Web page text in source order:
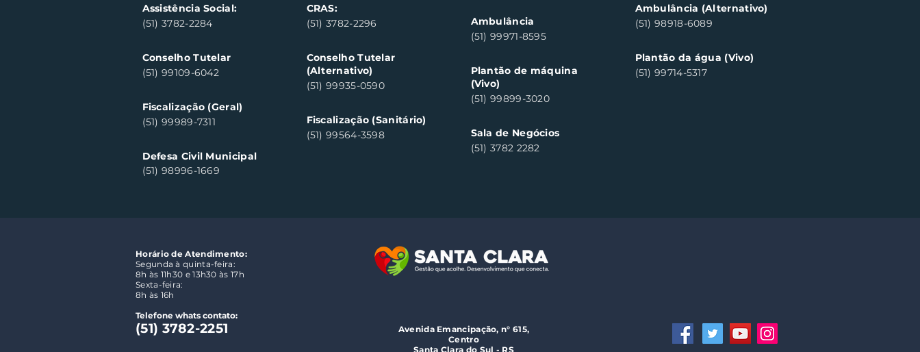
Assistência Social:
(51) 3782-2284
Conselho Tutelar
(51) 99109-6042
Fiscalização (Geral)
(51) 99989-7311
Defesa Civil Municipal
(51) 98996-1669
CRAS:
(51) 3782-2296
Conselho Tutelar
(Alternativo)
(51) 99935-0590
Fiscalização (Sanitário)
(51) 99564-3598
Ambulância
(51) 99971-8595
Plantão de máquina
(Vivo)
(51) 99899-3020
Sala de Negócios
(51) 3782 2282
Ambulância (Alternativo)
(51) 98918-6089
Plantão da água (Vivo)
(51) 99714-5317
Horário de Atendimento:
Segunda à quinta-feira:
8h às 11h30 e 13h30 às 17h
Sexta-feira:
8h às 16h
Telefone whats contato:
(51) 3782-2251
Avenida Emancipação, n° 615,
Centro
Santa Clara do Sul - RS